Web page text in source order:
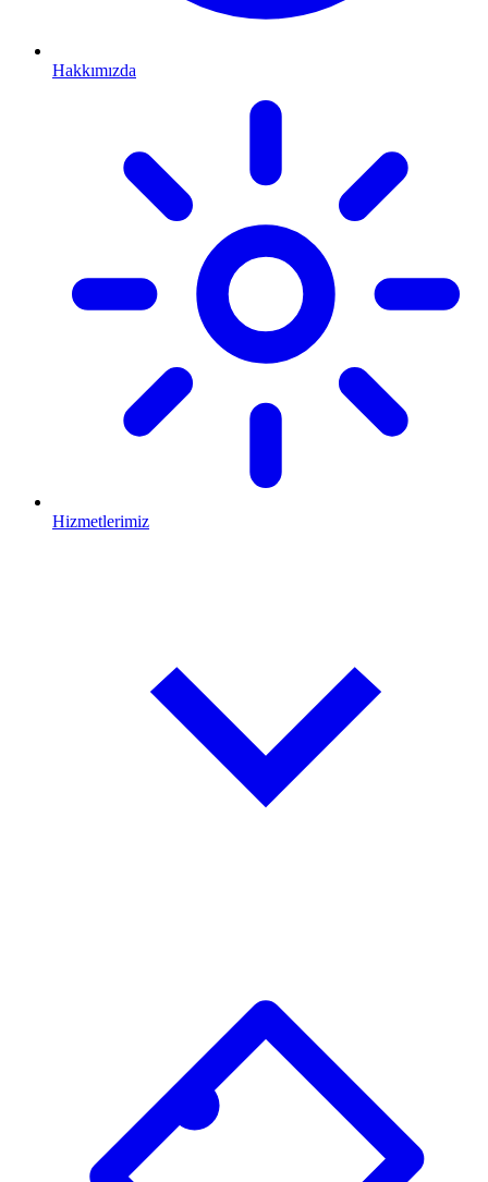
Hakkımızda
Hizmetlerimiz